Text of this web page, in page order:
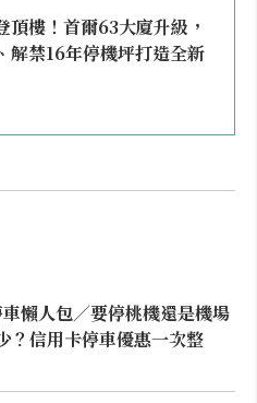
頂樓！首爾63大廈升級，
解禁16年停機坪打造全新
懶人包／要停桃機還是機場
？信用卡停車優惠一次整